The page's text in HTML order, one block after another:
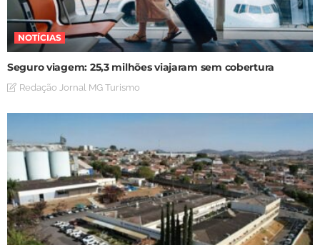
NOTÍCIAS
Seguro viagem: 25,3 milhões viajaram sem cobertura
Redação Jornal MG Turismo